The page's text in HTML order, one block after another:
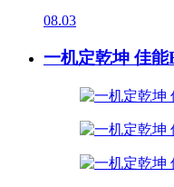
08.03
一机定乾坤 佳能